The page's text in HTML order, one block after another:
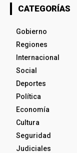
CATEGORÍAS
Gobierno
Regiones
Internacional
Social
Deportes
Política
Economía
Cultura
Seguridad
Judiciales